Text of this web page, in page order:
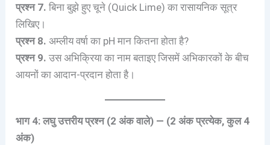
प्रश्न 7. बिना बुझे हुए चूने (Quick Lime) का रासायनिक सूत्र
लिखिए।
प्रश्न 8. अम्लीय वर्षा का pH मान कितना होता है?
प्रश्न 9. उस अभिक्रिया का नाम बताइए जिसमें अभिकारकों के बीच
आयनों का आदान-प्रदान होता है।
भाग 4: लघु उत्तरीय प्रश्न (2 अंक वाले) — (2 अंक प्रत्येक, कुल 4
अंक)